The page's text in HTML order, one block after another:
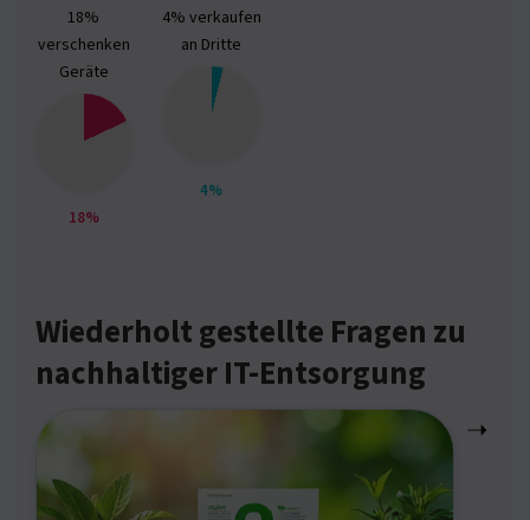
18%
verschenken
Geräte
18%
4% verkaufen
an Dritte
4%
Wiederholt gestellte Fragen zu
nachhaltiger IT-Entsorgung
➝